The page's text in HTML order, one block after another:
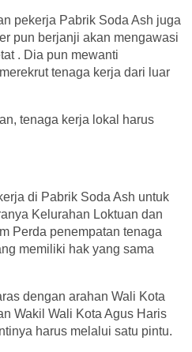
pekerja Pabrik Soda Ash juga
pun berjanji akan mengawasi
. Dia pun mewanti
tenaga kerja dari luar
tenaga kerja lokal harus
di Pabrik Soda Ash untuk
Kelurahan Loktuan dan
Perda penempatan tenaga
memiliki hak yang sama
dengan arahan Wali Kota
Wakil Wali Kota Agus Haris
harus melalui satu pintu.